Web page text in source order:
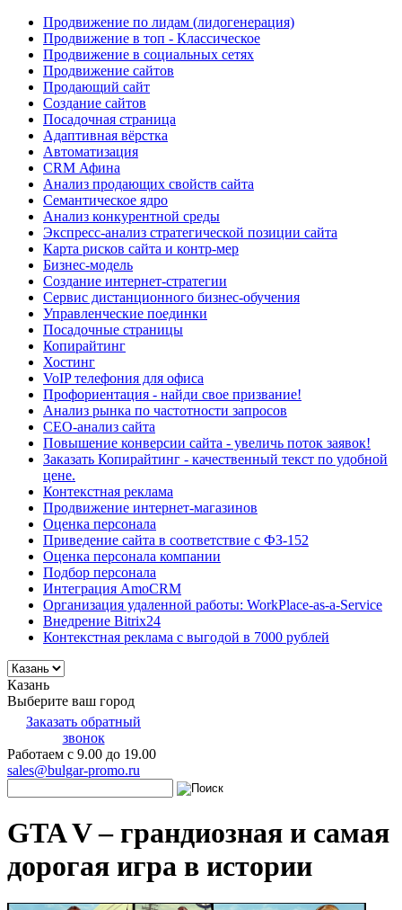
Продвижение по лидам (лидогенерация)
Продвижение в топ - Классическое
Продвижение в социальных сетях
Продвижение сайтов
Продающий сайт
Создание сайтов
Посадочная страница
Адаптивная вёрстка
Автоматизация
CRM Афина
Анализ продающих свойств сайта
Семантическое ядро
Анализ конкурентной среды
Экспресс-анализ стратегической позиции сайта
Карта рисков сайта и контр-мер
Бизнес-модель
Создание интернет-стратегии
Сервис дистанционного бизнес-обучения
Управленческие поединки
Посадочные страницы
Копирайтинг
Хостинг
VoIP телефония для офиса
Профориентация - найди свое призвание!
Анализ рынка по частотности запросов
СЕО-анализ сайта
Повышение конверсии сайта - увеличь поток заявок!
Заказать Копирайтинг - качественный текст по удобной
цене.
Контекстная реклама
Продвижение интернет-магазинов
Оценка персонала
Приведение сайта в соответствие с ФЗ-152
Оценка персонала компании
Подбор персонала
Интеграция AmoCRM
Организация удаленной работы: WorkPlace-as-a-Service
Внедрение Bitrix24
Контекстная реклама с выгодой в 7000 рублей
Казань
Выберите ваш город
Заказать обратный
звонок
Работаем с 9.00 до 19.00
sales@bulgar-promo.ru
GTA V – грандиозная и самая
дорогая игра в истории